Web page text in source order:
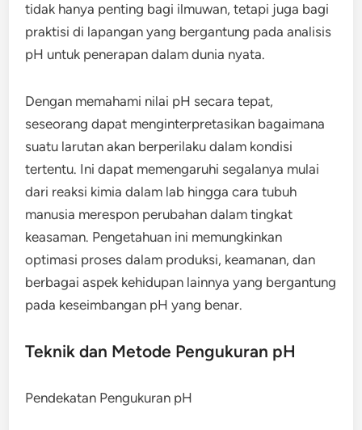
tidak hanya penting bagi ilmuwan, tetapi juga bagi
praktisi di lapangan yang bergantung pada analisis
pH untuk penerapan dalam dunia nyata.
Dengan memahami nilai pH secara tepat,
seseorang dapat menginterpretasikan bagaimana
suatu larutan akan berperilaku dalam kondisi
tertentu. Ini dapat memengaruhi segalanya mulai
dari reaksi kimia dalam lab hingga cara tubuh
manusia merespon perubahan dalam tingkat
keasaman. Pengetahuan ini memungkinkan
optimasi proses dalam produksi, keamanan, dan
berbagai aspek kehidupan lainnya yang bergantung
pada keseimbangan pH yang benar.
Teknik dan Metode Pengukuran pH
Pendekatan Pengukuran pH